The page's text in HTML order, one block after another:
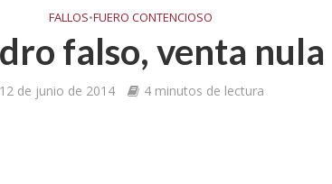
FALLOS•FUERO CONTENCIOSO
falso, venta nula
12 de junio de 2014 4 minutos de lectura